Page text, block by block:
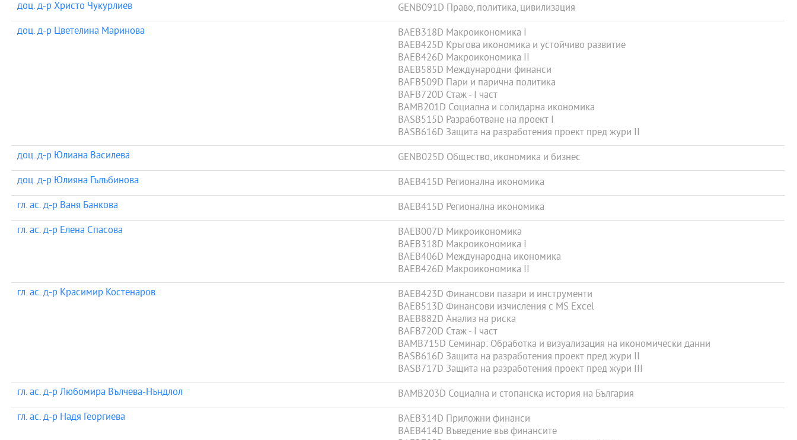
доц. д-р Христо Чукурлиев
GENB091D Право, политика, цивилизация
доц. д-р Цветелина Маринова
BAEB318D Макроикономика I
BAEB425D Кръгова икономика и устойчиво развитие
BAEB426D Макроикономика II
BAEB585D Международни финанси
BAFB509D Пари и парична политика
BAFB720D Стаж - I част
BAMB201D Социална и солидарна икономика
BASB515D Разработване на проект I
BASB616D Защита на разработения проект пред жури II
доц. д-р Юлиана Василева
GENB025D Общество, икономика и бизнес
доц. д-р Юлияна Гълъбинова
BAEB415D Регионална икономика
гл. ас. д-р Ваня Банкова
BAEB415D Регионална икономика
гл. ас. д-р Елена Спасова
BAEB007D Микроикономика
BAEB318D Макроикономика I
BAEB406D Международна икономика
BAEB426D Макроикономика II
гл. ас. д-р Красимир Костенаров
BAEB423D Финансови пазари и инструменти
BAEB513D Финансови изчисления с MS Excel
BAEB882D Анализ на риска
BAFB720D Стаж - I част
BAMB715D Семинар: Обработка и визуализация на икономически данни
BASB616D Защита на разработения проект пред жури II
BASB717D Защита на разработения проект пред жури III
гл. ас. д-р Любомира Вълчева-Нъндлол
BAMB203D Социална и стопанска история на България
гл. ас. д-р Надя Георгиева
BAEB314D Приложни финанси
BAEB414D Въведение във финансите